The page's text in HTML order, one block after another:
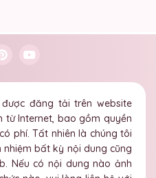
đăng tải trên website
từ Internet, bao gồm quyền
phí. Tất nhiên là chúng tôi
bất kỳ nội dung cũng
Nếu có nội dung nào ảnh